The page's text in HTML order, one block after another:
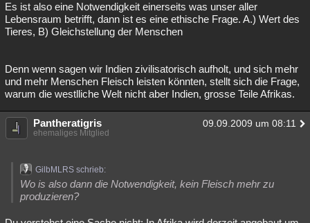
Es ist also eine Notwendigkeit einerseits was unser aller
Lebensraum betrifft, dann ist es eine ethische Frage. A.) Wert des
Tieres, B) Gleichstellung der Menschen
Denn wenn sagen wir Indien zivilisatorisch aufholt, und sich mehr
und mehr Menschen Fleisch leisten könnten, stellt sich die Frage,
warum die westlliche Welt nicht aber Indien, grosse Teile Afrikas.
Pantheratigris 09.09.2009 um 08:11
ehemaliges Mitglied
GilbMLRS schrieb:
Wo is also dann die Notwendigkeit, kein Fleisch mehr zu
produzieren?